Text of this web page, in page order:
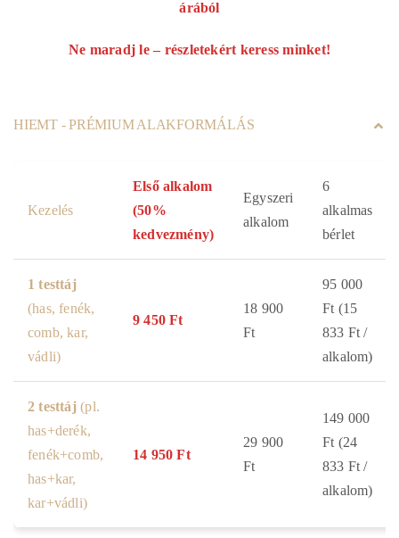
árából
Ne maradj le – részletekért keress minket!
HIEMT - PRÉMIUM ALAKFORMÁLÁS
Kezelés
Első alkalom
(50%
kedvezmény)
Egyszeri
alkalom
6
alkalmas
bérlet
1 testtáj
(has, fenék,
comb, kar,
vádli)
9 450 Ft
18 900
Ft
95 000
Ft (15
833 Ft /
alkalom)
2 testtáj(pl.
has+derék,
fenék+comb,
has+kar,
kar+vádli)
14 950 Ft
29 900
Ft
149 000
Ft (24
833 Ft /
alkalom)